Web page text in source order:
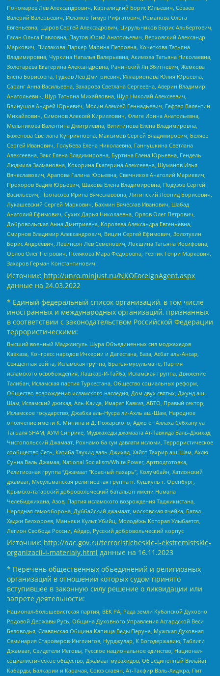
Пономарев Лев Александрович, Каргалицкий Борис Юльевич, Созаев
Валерий Валерьевич, Исламов Тимур Рифгатович, Романова Ольга
Евгеньевна, Щаров Сергей Алексадрович, Цирульников Борис Альбертович,
Гасан Ольга Павловна, Паутов Юрий Анатольевич, Верховский Александр
Маркович, Пислакова-Паркер Марина Петровна, Кочеткова Татьяна
Владимировна, Чуркина Наталья Валерьевна, Акимова Татьяна Николаевна,
Золотарева Екатерина Александровна, Рачинский Ян Збигневич, Жемкова
Елена Борисовна, Гудков Лев Дмитриевич, Илларионова Юлия Юрьевна,
Саранг Анна Васильевна, Захарова Светлана Сергеевна, Аверин Владимир
Анатольевич, Щур Татьяна Михайловна, Щур Николай Алексеевич,
Блинушов Андрей Юрьевич, Мосин Алексей Геннадьевич, Гефтер Валентин
Михайлович, Симонов Алексей Кириллович, Флиге Ирина Анатольевна,
Мельникова Валентина Дмитриевна, Вититинова Елена Владимировна,
Баженова Светлана Куприяновна, Максимов Сергей Владимирович, Беляев
Сергей Иванович, Голубева Елена Николаевна, Ганнушкина Светлана
Алексеевна, Закс Елена Владимировна, Буртина Елена Юрьевна, Гендель
Людмила Залмановна, Кокорина Екатерина Алексеевна, Шуманов Илья
Вячеславович, Арапова Галина Юрьевна, Свечников Анатолий Мариевич,
Прохоров Вадим Юрьевич, Шахова Елена Владимировна, Подузов Сергей
Васильевич, Протасова Ирина Вячеславовна, Литинский Леонид Борисович,
Лукашевский Сергей Маркович, Бахмин Вячеслав Иванович, Шабад
Анатолий Ефимович, Сухих Дарья Николаевна, Орлов Олег Петрович,
Добровольская Анна Дмитриевна, Королева Александра Евгеньевна,
Смирнов Владимир Александрович, Вицин Сергей Ефимович, Золотухин
Борис Андреевич, Левинсон Лев Семенович, Локшина Татьяна Иосифовна,
Орлов Олег Петрович, Полякова Мара Федоровна, Резник Генри Маркович,
Захаров Герман Константинович
Источник: http://unro.minjust.ru/NKOForeignAgent.aspx
данные на 24.03.2022
* Единый федеральный список организаций, в том числе
иностранных и международных организаций, признанных
в соответствии с законодательством Российской Федерации
террористическими:
Высший военный Маджлисуль Шура Объединенных сил моджахедов
Кавказа, Конгресс народов Ичкерии и Дагестана, База, Асбат аль-Ансар,
Священная война, Исламская группа, Братья-мусульмане, Партия
исламского освобождения, Лашкар-И-Тайба, Исламская группа, Движение
Талибан, Исламская партия Туркестана, Общество социальных реформ,
Общество возрождения исламского наследия, Дом двух святых, Джунд аш-
Шам, Исламский джихад, Аль-Каида, Имарат Кавказ, АБТО, Правый сектор,
Исламское государство, Джабха аль-Нусра ли-Ахль аш-Шам, Народное
ополчение имени К. Минина и Д. Пожарского, Аджр от Аллаха Субхану уа
Тагьаля SHAM, АУМ Синрике, Муджахеды джамаата Ат-Тавхида Валь-Джихад,
Чистопольский Джамаат, Рохнамо ба суи давлати исломи, Террористическое
сообщество Сеть, Катиба Таухид валь-Джихад, Хайят Тахрир аш-Шам, Ахлю
Сунна Валь Джамаа, National Socialism/White Power, Артподготовка,
Религиозная группа “Джамаат “Красный пахарь”, Колумбайн, Хатлонский
джамаат, Мусульманская религиозная группа п. Кушкуль г. Оренбург,
Крымско-татарский добровольческий батальон имени Номана
Челебиджихана, Азов, Партия исламского возрождения Таджикистана,
Народная самооборона, Дуббайский джамаат, московская ячейка, Батал-
Хаджи Белхороев, Маньяки Культ Убийц, Молодёжь Которая Улыбается,
Легион Свобода России, Айдар, Русский добровольческий корпус
Источник: http://nac.gov.ru/terroristicheskie-i-ekstremistskie-
organizacii-i-materialy.html данные на 16.11.2023
* Перечень общественных объединений и религиозных
организаций в отношении которых судом принято
вступившее в законную силу решение о ликвидации или
запрете деятельности:
Национал-большевистская партия, ВЕК РА, Рада земли Кубанской Духовно
Родовой Державы Русь, Община Духовного Управления Асгардской Веси
Беловодья, Славянская Община Капища Веды Перуна, Мужская Духовная
Семинария Староверов-Инглингов, Нурджулар, К Богодержавию, Таблиги
Джамаат, Свидетели Иеговы, Русское национальное единство, Национал-
социалистическое общество, Джамаат мувахидов, Объединенный Вилайат
Кабарды, Балкарии и Карачая, Союз славян, Ат-Такфир Валь-Хиджра, Пит